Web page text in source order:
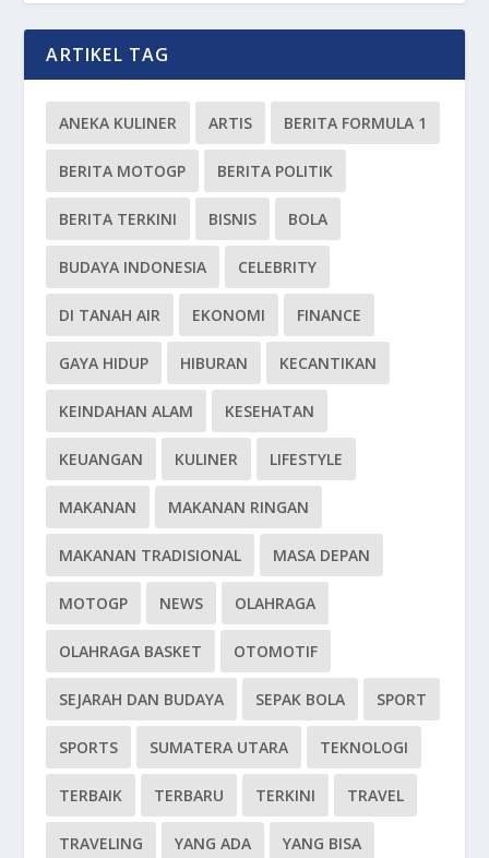
ARTIKEL TAG
ANEKA KULINER ARTIS BERITA FORMULA 1
BERITA MOTOGP BERITA POLITIK
BERITA TERKINI BISNIS BOLA
BUDAYA INDONESIA CELEBRITY
DI TANAH AIR EKONOMI FINANCE
GAYA HIDUP HIBURAN KECANTIKAN
KEINDAHAN ALAM KESEHATAN
KEUANGAN KULINER LIFESTYLE
MAKANAN MAKANAN RINGAN
MAKANAN TRADISIONAL MASA DEPAN
MOTOGP NEWS OLAHRAGA
OLAHRAGA BASKET OTOMOTIF
SEJARAH DAN BUDAYA SEPAK BOLA SPORT
SPORTS SUMATERA UTARA TEKNOLOGI
TERBAIK TERBARU TERKINI TRAVEL
TRAVELING YANG ADA YANG BISA